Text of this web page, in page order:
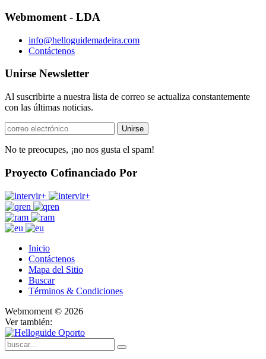
Webmoment - LDA
info@helloguidemadeira.com
Contáctenos
Unirse Newsletter
Al suscribirte a nuestra lista de correo se actualiza constantemente
con las últimas noticias.
No te preocupes, ¡no nos gusta el spam!
Proyecto Cofinanciado Por
Inicio
Contáctenos
Mapa del Sitio
Buscar
Términos & Condiciones
Webmoment © 2026
Ver también: